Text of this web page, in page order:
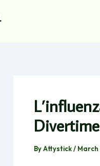
ByAttystick/ March